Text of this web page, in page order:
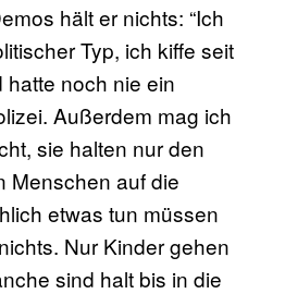
hält er nichts: “Ich
Typ, ich kiffe seit
noch nie ein
Außerdem mag ich
sie halten nur den
Menschen auf die
etwas tun müssen
Nur Kinder gehen
sind halt bis in die